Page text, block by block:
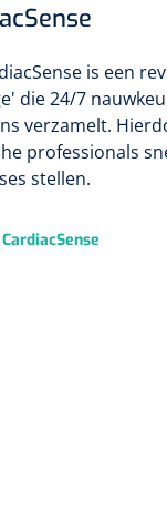
is een
die 24/7
verzamelt.
professionals
stellen.